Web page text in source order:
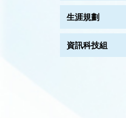
生涯規劃
資訊科技組